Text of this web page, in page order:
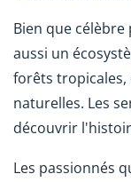
Bien que
aussi un
forêts tropicales,
naturelles. Les
découvrir
Les passionnés